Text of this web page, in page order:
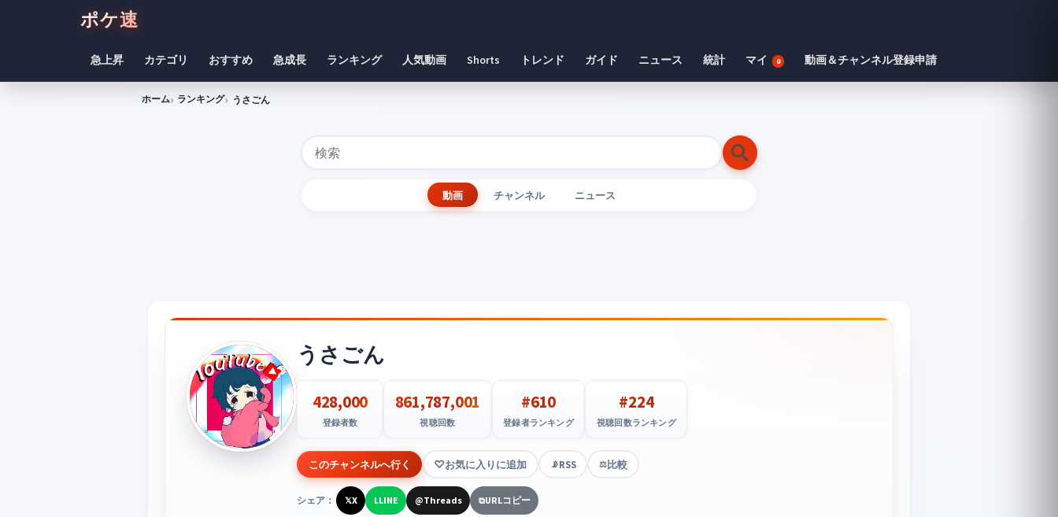
ポケ速
急上昇 カテゴリ おすすめ 急成長 ランキング 人気動画 Shorts トレンド ガイド ニュース 統計 マイ 0 動画＆チャンネル登録申請
ホーム ランキング うさごん
動画 チャンネル ニュース
うさごん
428,000
登録者数
861,787,001
視聴回数
#610
登録者ランキング
#224
視聴回数ランキング
このチャンネルへ行く お気に入りに追加 📡RSS ⚖️比較
シェア： 𝕏X LLINE @Threads ⧉URLコピー